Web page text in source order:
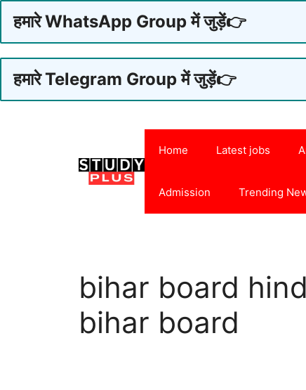
हमारे WhatsApp Group में जुड़ें👉
हमारे Telegram Group में जुड़ें👉
Home Latest jobs
Admission Trending
bihar board
bihar board